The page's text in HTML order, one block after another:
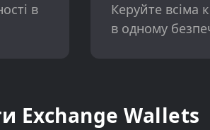
в
Керуйте всіма
в одному
Exchange Wallets